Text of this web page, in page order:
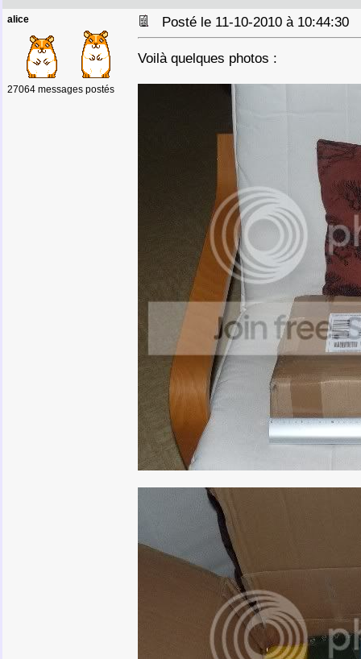
alice
27064 messages postés
Posté le 11-10-2010 à 10:44:30
Voilà quelques photos :